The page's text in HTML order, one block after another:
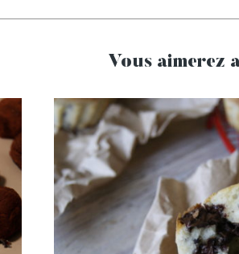
Vous aimerez
Muffins aux
chocolat, grué de
fève tonka